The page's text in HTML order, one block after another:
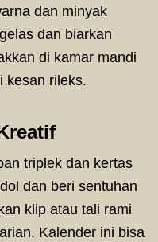
dan minyak
dan biarkan
di kamar mandi
kesan rileks.
triplek dan kertas
dan beri sentuhan
klip atau tali rami
Kalender ini bisa